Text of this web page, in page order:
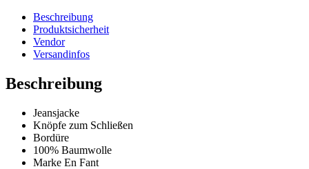
Beschreibung
Produktsicherheit
Vendor
Versandinfos
Beschreibung
Jeansjacke
Knöpfe zum Schließen
Bordüre
100% Baumwolle
Marke En Fant